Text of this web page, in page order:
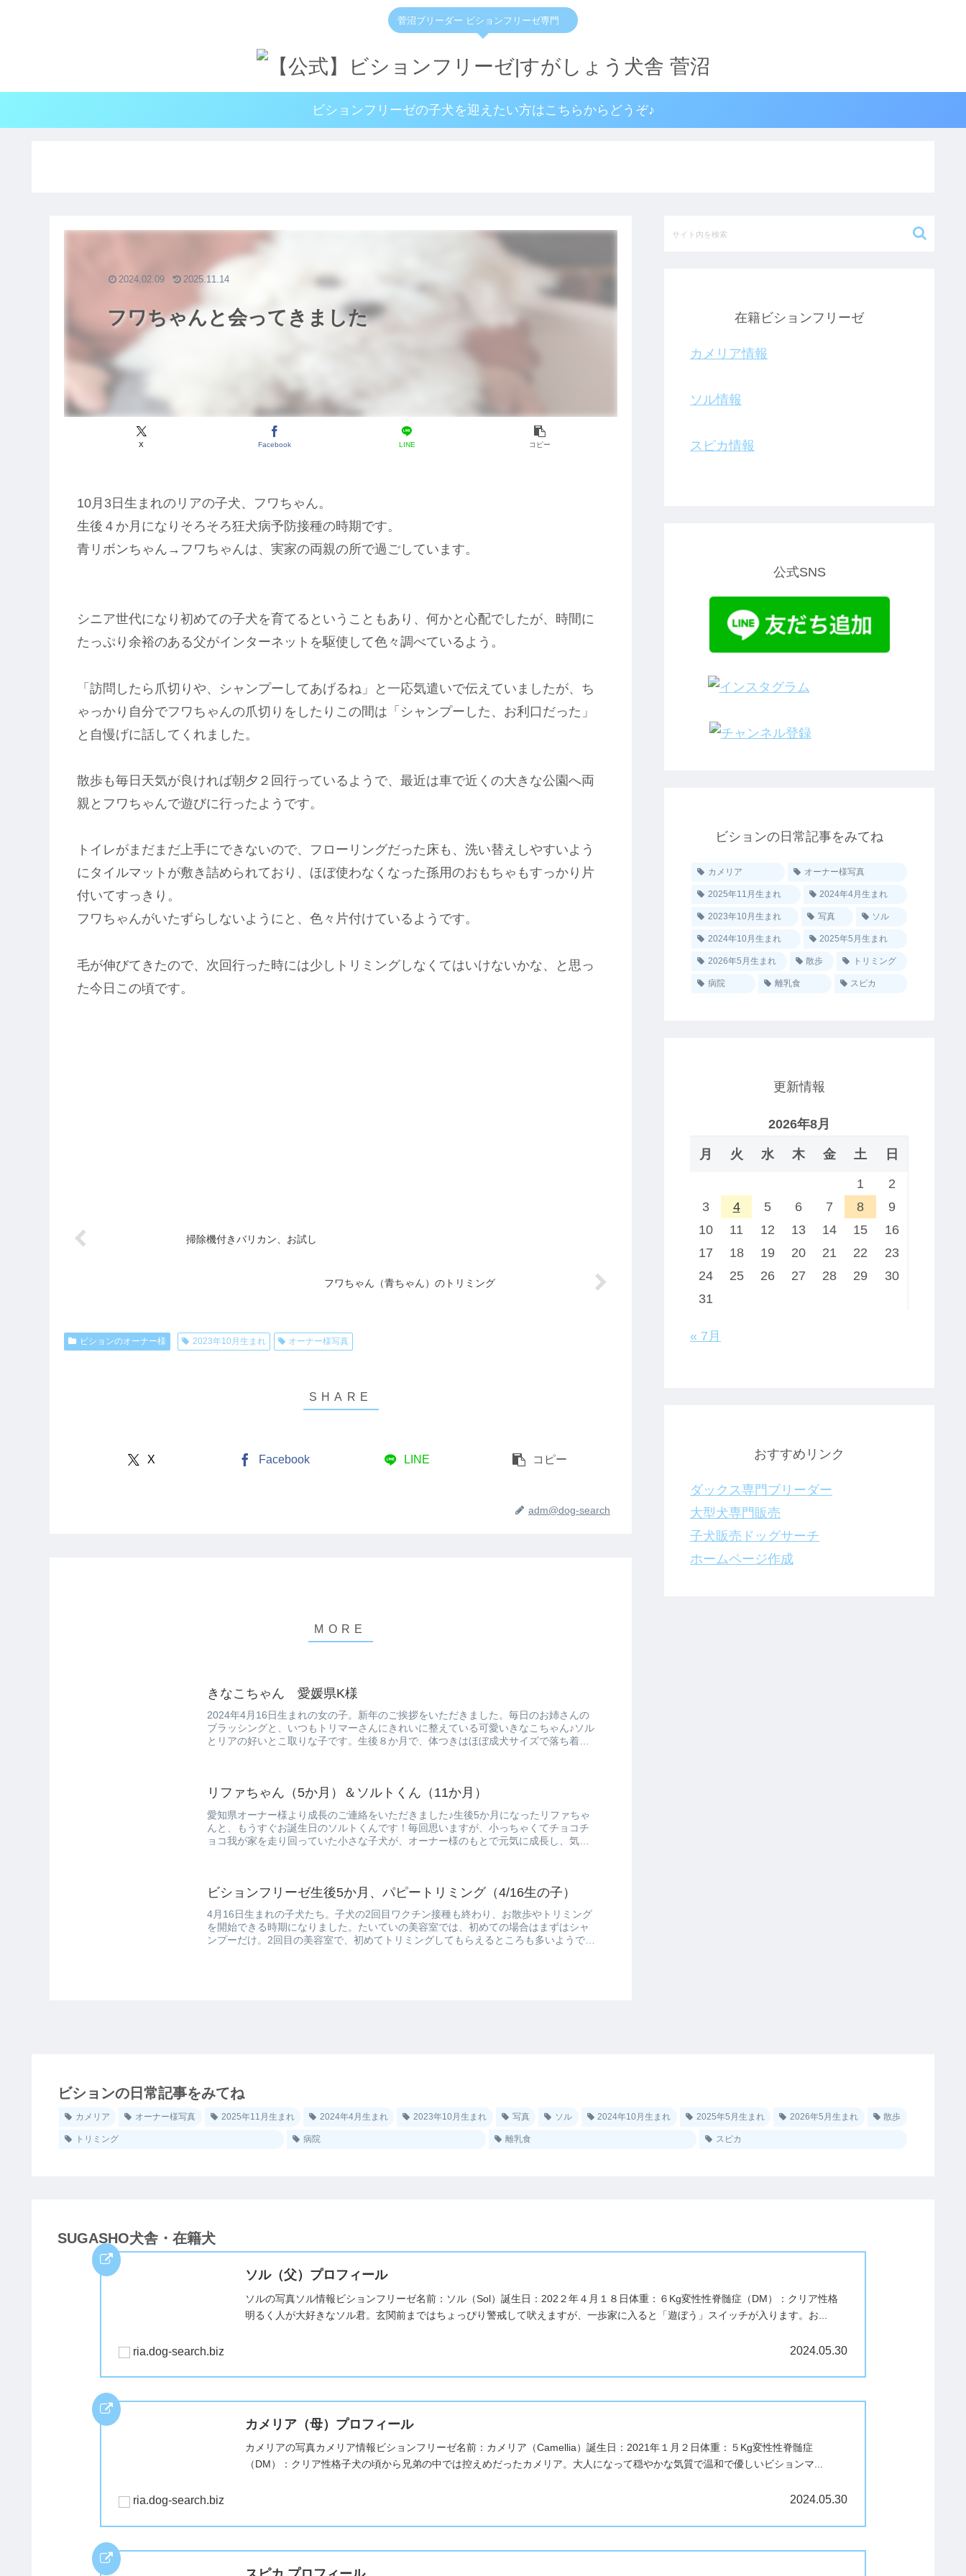
菅沼ブリーダー ビションフリーゼ専門
ビションフリーゼの子犬を迎えたい方はこちらからどうぞ♪
フワちゃんと会ってきました
X Facebook LINE コピー
2024.02.09 2025.11.14
10月3日生まれのリアの子犬、フワちゃん。
生後４か月になりそろそろ狂犬病予防接種の時期です。
青リボンちゃん→フワちゃんは、実家の両親の所で過ごしています。
シニア世代になり初めての子犬を育てるということもあり、何かと心配でしたが、時間に
たっぷり余裕のある父がインターネットを駆使して色々調べているよう。
「訪問したら爪切りや、シャンプーしてあげるね」と一応気遣いで伝えていましたが、ち
ゃっかり自分でフワちゃんの爪切りをしたりこの間は「シャンプーした、お利口だった」
と自慢げに話してくれました。
散歩も毎日天気が良ければ朝夕２回行っているようで、最近は車で近くの大きな公園へ両
親とフワちゃんで遊びに行ったようです。
トイレがまだまだ上手にできないので、フローリングだった床も、洗い替えしやすいよう
にタイルマットが敷き詰められており、ほぼ使わなくなった孫用のおもちゃもすっかり片
付いてすっきり。
フワちゃんがいたずらしないようにと、色々片付けているようです。
毛が伸びてきたので、次回行った時には少しトリミングしなくてはいけないかな、と思っ
た今日この頃です。
掃除機付きバリカン、お試し
フワちゃん（青ちゃん）のトリミング
ビションのオーナー様 2023年10月生まれ オーナー様写真
X Facebook LINE コピー
adm@dog-search
きなこちゃん 愛媛県K様
2024年4月16日生まれの女の子。新年のご挨拶をいただきました。毎日のお姉さんの
ブラッシングと、いつもトリマーさんにきれいに整えている可愛いきなこちゃん♪ソル
とリアの好いとこ取りな子です。生後８か月で、体つきはほぼ成犬サイズで落ち着い
リファちゃん（5か月）＆ソルトくん（11か月）
愛知県オーナー様より成長のご連絡をいただきました♪生後5か月になったリファちゃ
んと、もうすぐお誕生日のソルトくんです！毎回思いますが、小っちゃくてチョコチ
ョコ我が家を走り回っていた小さな子犬が、オーナー様のもとで元気に成長し、気が
ビションフリーゼ生後5か月、パピートリミング（4/16生の子）
4月16日生まれの子犬たち。子犬の2回目ワクチン接種も終わり、お散歩やトリミング
を開始できる時期になりました。たいていの美容室では、初めての場合はまずはシャ
ンプーだけ。2回目の美容室で、初めてトリミングしてもらえるところも多いようで
在籍ビションフリーゼ
カメリア情報
ソル情報
スピカ情報
公式SNS
ビションの日常記事をみてね
カメリア オーナー様写真
2025年11月生まれ 2024年4月生まれ
2023年10月生まれ 写真 ソル
2024年10月生まれ 2025年5月生まれ
2026年5月生まれ 散歩 トリミング
病院 離乳食 スピカ
更新情報
2026年8月
月 火 水 木 金 土 日
1
2
3
4 5 6 7 8
9
10
11 12 13 14 15
16
17
18 19 20 21 22
23
24
25 26 27 28 29
30
31
« 7月
おすすめリンク
ダックス専門ブリーダー
大型犬専門販売
子犬販売ドッグサーチ
ホームページ作成
ビションの日常記事をみてね
カメリア オーナー様写真 2025年11月生まれ 2024年4月生まれ 2023年10月生まれ 写真 ソル 2024年10月生まれ 2025年5月生まれ 2026年5月生まれ 散歩
トリミング 病院 離乳食 スピカ
SUGASHO犬舎・在籍犬
ソル（父）プロフィール
ソルの写真ソル情報ビションフリーゼ名前：ソル（Sol）誕生日：202２年４月１８日体重：６Kg変性性脊髄症（DM）：クリア性格
明るく人が大好きなソル君。玄関前まではちょっぴり警戒して吠えますが、一歩家に入ると「遊ぼう」スイッチが入ります。お...
ria.dog-search.biz 2024.05.30
カメリア（母）プロフィール
カメリアの写真カメリア情報ビションフリーゼ名前：カメリア（Camellia）誕生日：2021年１月２日体重：５Kg変性性脊髄症
（DM）：クリア性格子犬の頃から兄弟の中では控えめだったカメリア。大人になって穏やかな気質で温和で優しいビションマ...
ria.dog-search.biz 2024.05.30